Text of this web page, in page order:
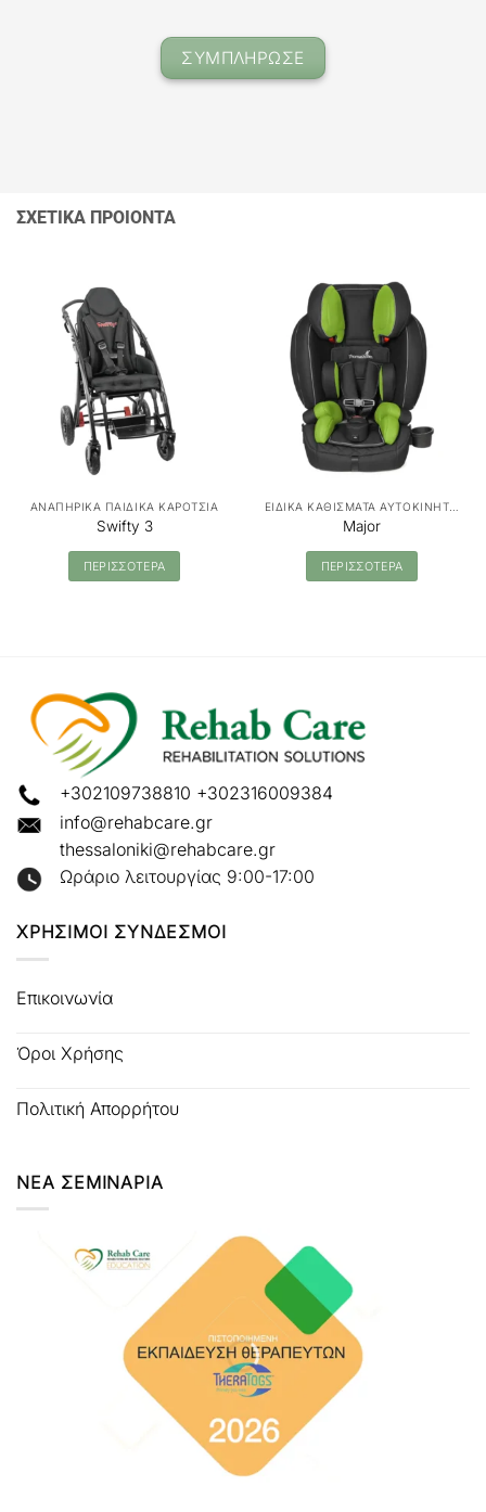
ΣΥΜΠΛΗΡΩΣΕ
ΣΧΕΤΙΚΑ ΠΡΟΙΟΝΤΑ
ΑΝΑΠΗΡΙΚΑ ΠΑΙΔΙΚΑ ΚΑΡΟΤΣΙΑ
Swifty 3
ΠΕΡΙΣΣΟΤΕΡΑ
Major
ΠΕΡΙΣΣΟΤΕΡΑ
+302109738810 +302316009384
info@rehabcare.gr
thessaloniki@rehabcare.gr
Ωράριο λειτουργίας 9:00-17:00
ΧΡΗΣΙΜΟΙ ΣΥΝΔΕΣΜΟΙ
Επικοινωνία
Όροι Χρήσης
Πολιτική Απορρήτου
ΝΕΑ ΣΕΜΙΝΑΡΙΑ